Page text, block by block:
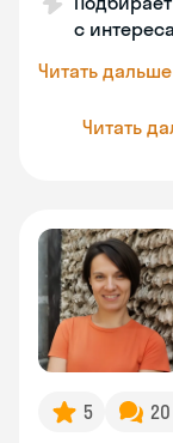
с
Читать дальше
Читать
5